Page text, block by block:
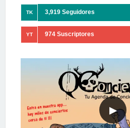
TK 3,919 Seguidores
YT 974 Suscriptores
▶